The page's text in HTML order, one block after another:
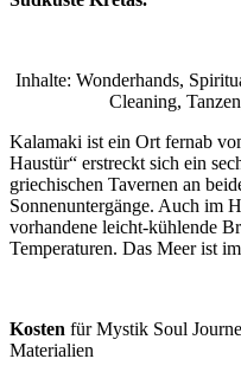
Inhalte: Wonderhands,
Cleaning,
Kalamaki ist ein Ort fernab
Haustür“ erstreckt sich ein
griechischen Tavernen an
Sonnenuntergänge. Auch im
vorhandene leicht-kühlende
Temperaturen. Das Meer ist
Kosten für Mystik Soul
Materialien